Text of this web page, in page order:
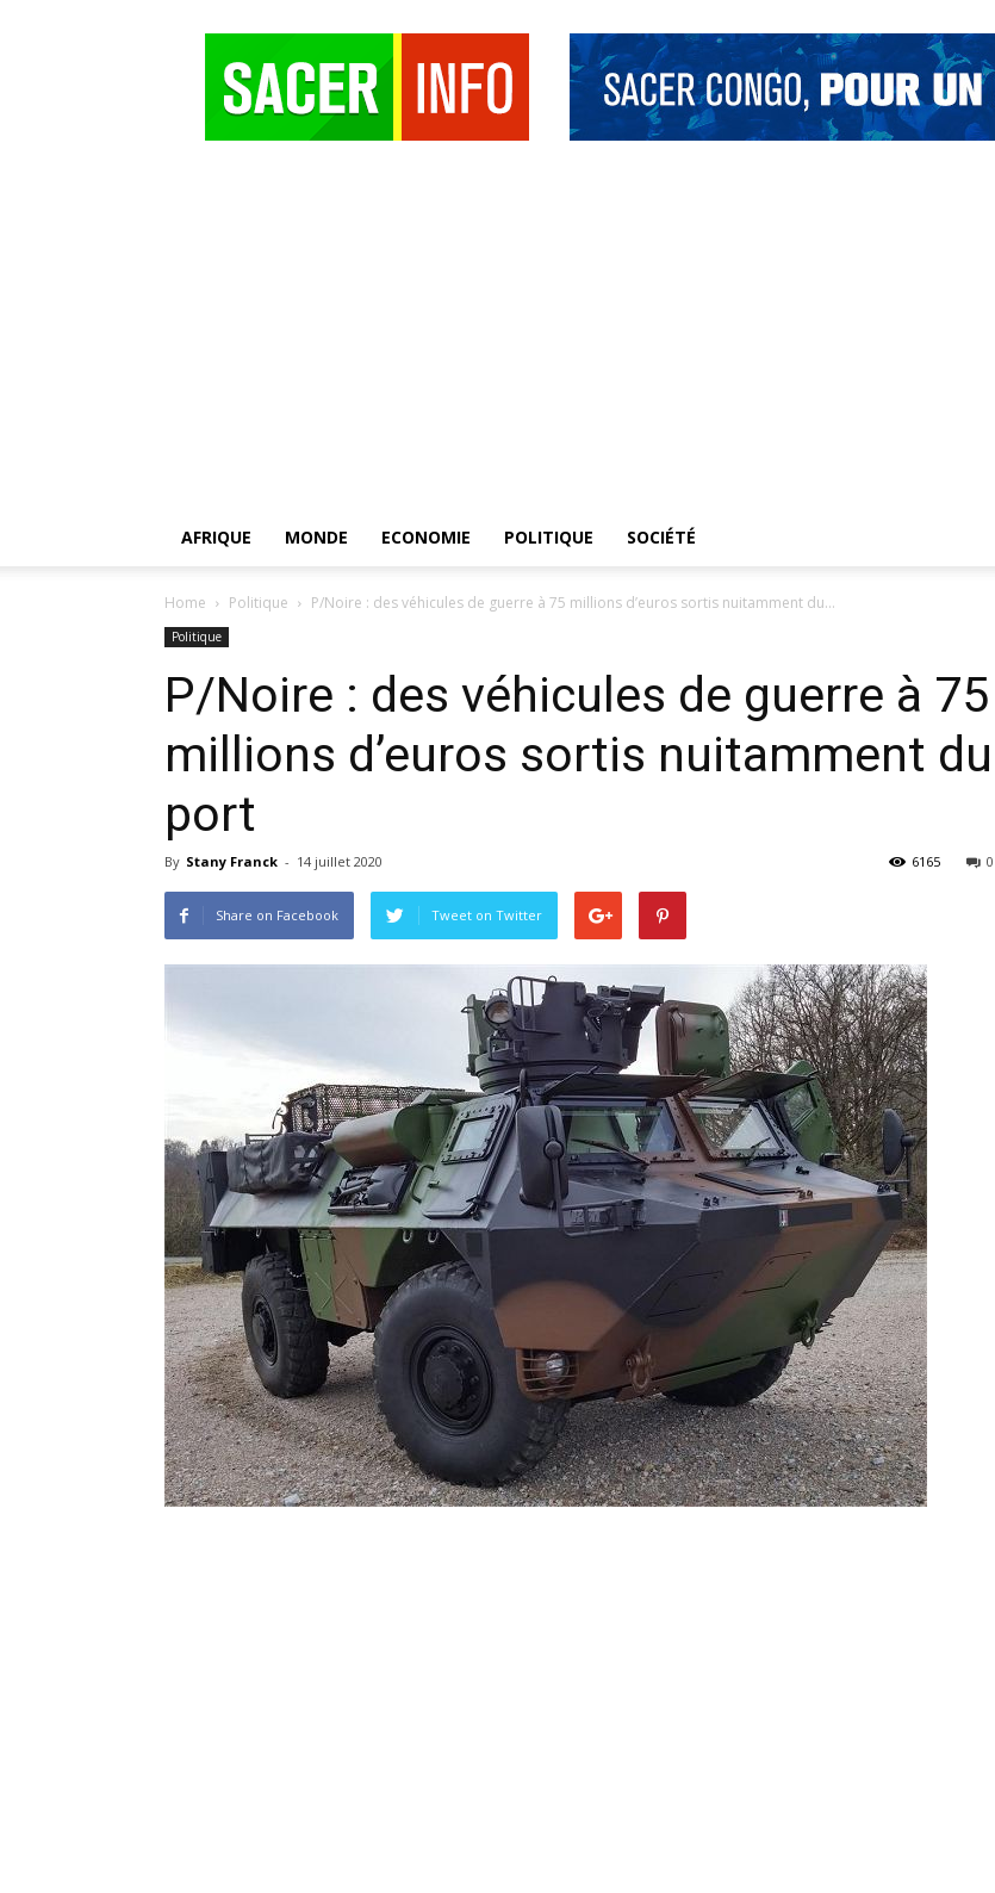
AFRIQUE MONDE ECONOMIE POLITIQUE SOCIÉTÉ
Home Politique P/Noire : des véhicules de guerre à 75 millions d’euros sortis nuitamment du...
Politique
P/Noire : des véhicules de guerre à 75
millions d’euros sortis nuitamment du
port
By Stany Franck - 14 juillet 2020 0
6165
Share on Facebook Tweet on Twitter